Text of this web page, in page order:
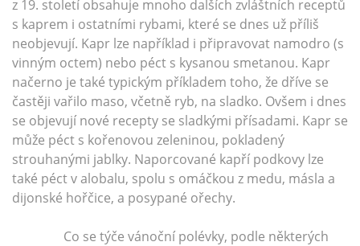
z 19. století obsahuje mnoho dalších zvláštních receptů
s kaprem i ostatními rybami, které se dnes už příliš
neobjevují. Kapr lze například i připravovat namodro (s
vinným octem) nebo péct s kysanou smetanou. Kapr
načerno je také typickým příkladem toho, že dříve se
častěji vařilo maso, včetně ryb, na sladko. Ovšem i dnes
se objevují nové recepty se sladkými přísadami. Kapr se
může péct s kořenovou zeleninou, pokladený
strouhanými jablky. Naporcované kapří podkovy lze
také péct v alobalu, spolu s omáčkou z medu, másla a
dijonské hořčice, a posypané ořechy.
Co se týče vánoční polévky, podle některých